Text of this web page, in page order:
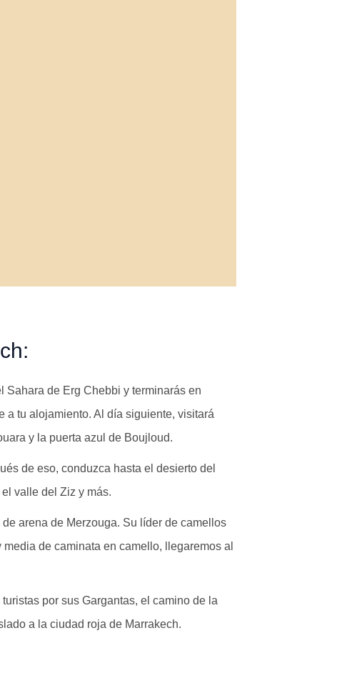
Sahara de Erg Chebbi y terminarás en
a tu alojamiento. Al día siguiente, visitará
y la puerta azul de Boujloud.
de eso, conduzca hasta el desierto del
valle del Ziz y más.
arena de Merzouga. Su líder de camellos
de caminata en camello, llegaremos al
por sus Gargantas, el camino de la
a la ciudad roja de Marrakech.